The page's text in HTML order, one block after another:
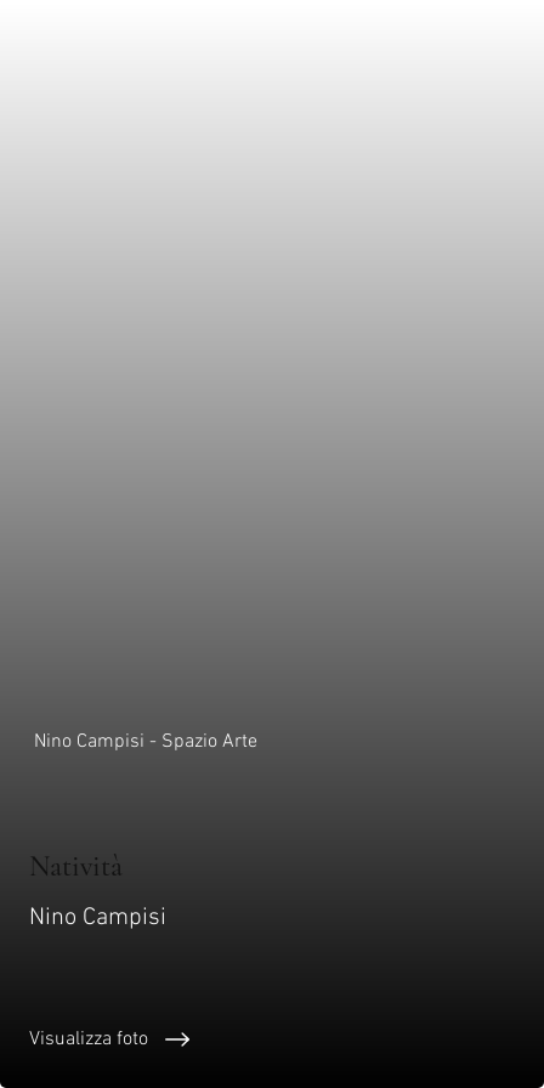
Visualizza foto
Nino Campisi - Spazio Arte
Nino Campisi
Natività